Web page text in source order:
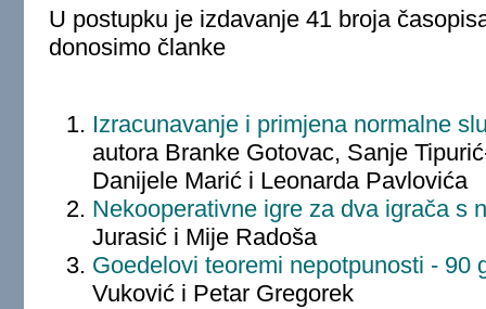
U postupku je izdavanje 41 broja
donosimo članke
Izracunavanje i primjena normalne
autora Branke Gotovac, Sanje
Danijele Marić i Leonarda Pavlovića
Nekooperativne igre za dva igrača s
Jurasić i Mije Radoša
Goedelovi teoremi nepotpunosti - 90
Vuković i Petar Gregorek